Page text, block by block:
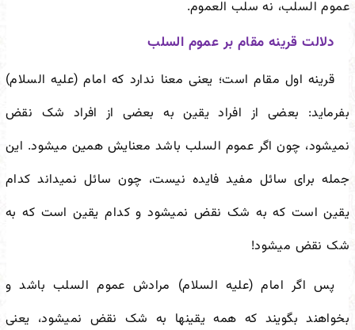
عموم السلب، نه سلب العموم.
دلالت قرینه مقام بر عموم السلب
قرینه اول مقام است؛ یعنی معنا ندارد که امام (علیه السلام)
بفرماید: بعضی از افراد یقین به بعضی از افراد شک نقض
نمیشود، چون اگر عموم السلب باشد معنایش همین میشود. این
جمله برای سائل مفید فایده نیست، چون سائل نمیداند کدام
یقین است که به شک نقض نمیشود و کدام یقین است که به
شک نقض میشود!
پس اگر امام (علیه السلام) مرادش عموم السلب باشد و
بخواهند بگویند که همه یقینها به شک نقض نمیشود، یعنی